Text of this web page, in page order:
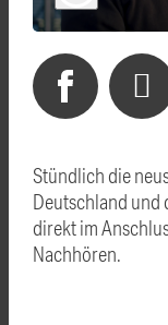
Stündlich die
Deutschland und
direkt im
Nachhören.